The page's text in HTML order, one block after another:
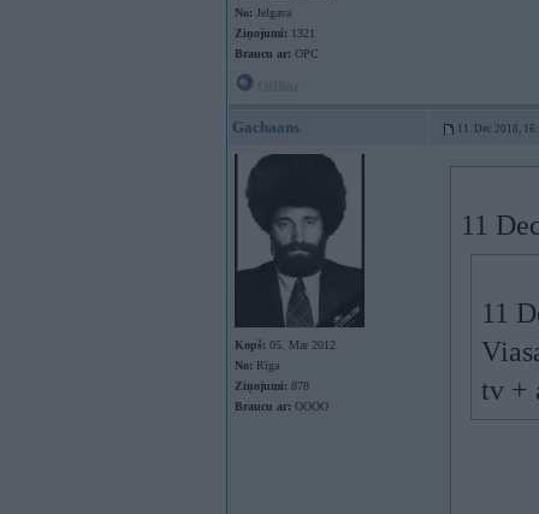
No: Jelgava
Ziņojumi: 1321
Braucu ar: OPC
Gachaans 11. Dec 2018,
Kopš: 05. Mar 2012
No: Rīga
Ziņojumi: 878
Braucu ar: OOOO
11
11
tv +